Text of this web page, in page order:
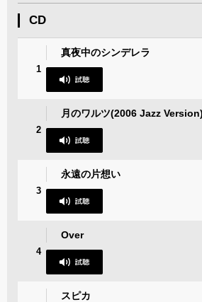
CD
1
真夜中のシンデレラ
2
月のワルツ(2006 Jazz Version)
3
永遠の片想い
4
Over
スピカ